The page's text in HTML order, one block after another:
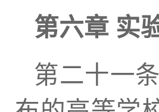
第六章 实
第二十一